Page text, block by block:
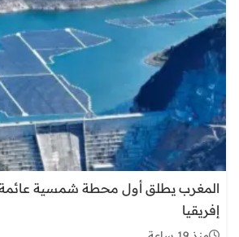
المغرب يطلق أول محطة شمسية
إفريقيا